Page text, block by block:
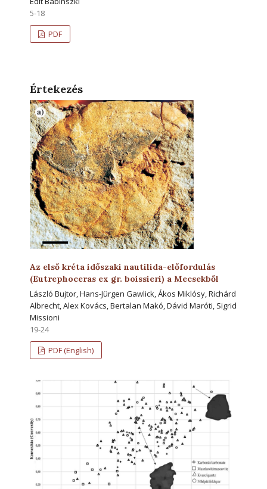
5-18
PDF
Értekezés
Az első kréta időszaki nautilida-előfordulás
(Eutrephoceras ex gr. boissieri) a Mecsekből
László Bujtor, Hans-Jürgen Gawlick, Ákos Miklósy, Richárd
Albrecht, Alex Kovács, Bertalan Makó, Dávid Maróti, Sigrid
Missioni
19-24
PDF (English)